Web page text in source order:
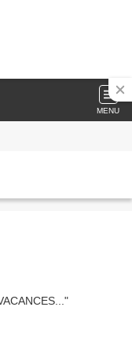
MENU